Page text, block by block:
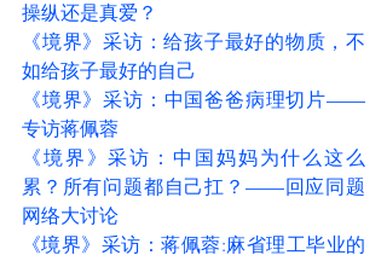
操纵还是真爱？
《境界》采访：给孩子最好的物质，不
如给孩子最好的自己
《境界》采访： 中国爸爸病理切片——
专访蒋佩蓉
《境界》采访：中国妈妈为什么这么
累？所有问题都自己扛？——回应同题
网络大讨论
《境界》采访：蒋佩蓉:麻省理工毕业的